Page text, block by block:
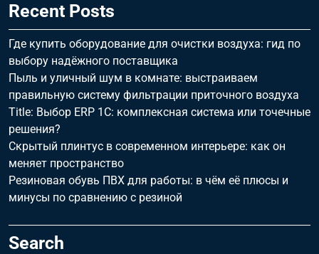
Recent Posts
Где купить оборудование для очистки воздуха: гид по
выбору надёжного поставщика
Пыль и уличный шум в комнате: выстраиваем
правильную систему фильтрации приточного воздуха
Title: Выбор ERP 1С: комплексная система или точечные
решения?
Скрытый плинтус в современном интерьере: как он
меняет пространство
Резиновая обувь ПВХ для работы: в чём её плюсы и
минусы по сравнению с резиной
Search